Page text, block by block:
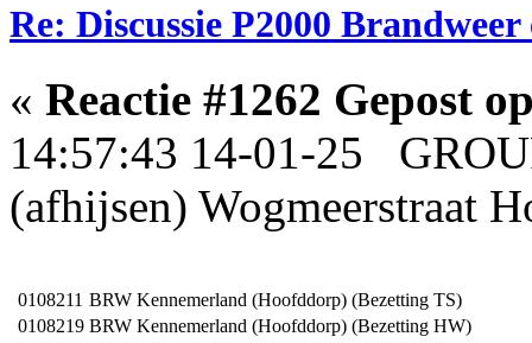
Re: Discussie P2000
« Reactie #1262 Gepost
14:57:43 14-01-25
(afhijsen) Wogmeerstraat
0108211 BRW Kennemerland (Hoofddorp) (Bezetting TS)
0108219 BRW Kennemerland (Hoofddorp) (Bezetting HW)